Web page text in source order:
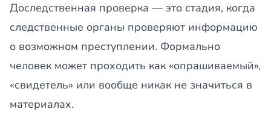
Доследственная проверка — это стадия, когда
следственные органы проверяют информацию
о возможном преступлении. Формально
человек может проходить как «опрашиваемый»,
«свидетель» или вообще никак не значиться в
материалах.